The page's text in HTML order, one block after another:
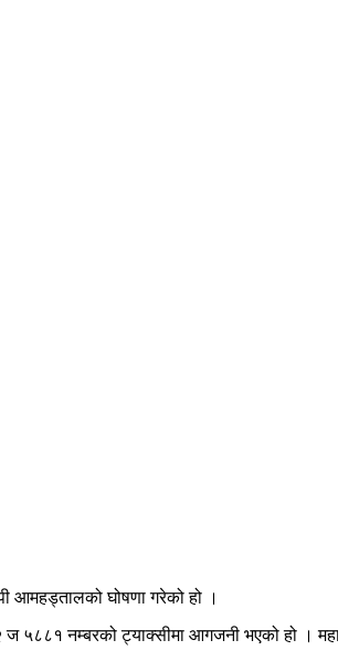
आमहड्तालको घोषणा गरेको हो ।
५८८१ नम्बरको ट्याक्सीमा आगजनी भएको हो ।